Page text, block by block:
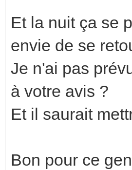
Et la nuit ça se
envie de se
Je n'ai pas
à votre avis ?
Et il saurait
Bon pour ce